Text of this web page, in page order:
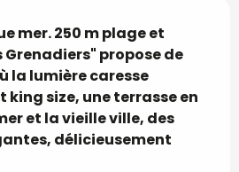
mer. 250 m plage et
propose de
la lumière caresse
king size, une terrasse en
et la vieille ville, des
délicieusement